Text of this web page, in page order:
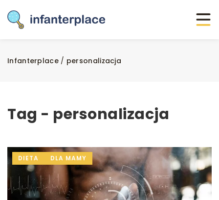
Infanterplace/ personalizacja
Tag - personalizacja
DIETA DLA MAMY